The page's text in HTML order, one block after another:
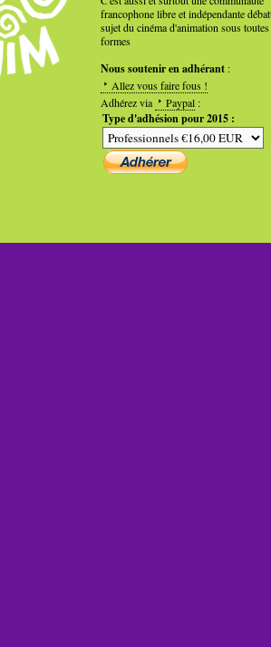
francophone libre et indépendante
sujet du cinéma d'animation sous toutes
formes
Nous soutenir en adhérant :
Allez vous faire fous !
Adhérez via
Paypal :
Type d'adhésion pour 2015 :